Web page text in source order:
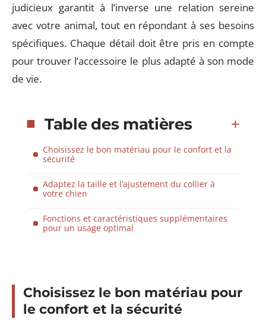
judicieux garantit à l’inverse une relation sereine
avec votre animal, tout en répondant à ses besoins
spécifiques. Chaque détail doit être pris en compte
pour trouver l’accessoire le plus adapté à son mode
de vie.
Table des matières
Choisissez le bon matériau pour le confort et la
sécurité
Adaptez la taille et l’ajustement du collier à
votre chien
Fonctions et caractéristiques supplémentaires
pour un usage optimal
Choisissez le bon matériau pour
le confort et la sécurité